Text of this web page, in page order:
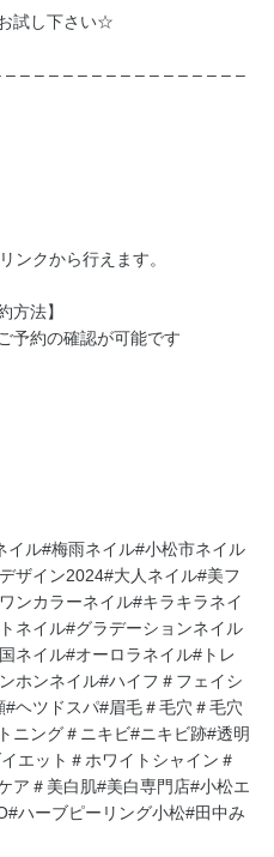
試し下さい☆
– – – – – – – – – – – – – – – –
ンクから行えます。
方法】
予約の確認が可能です
ル#梅雨ネイル#小松市ネイル
ザイン2024#大人ネイル#美フ
ンカラーネイル#キラキラネイ
ネイル#グラデーションネイル
ネイル#オーロラネイル#トレ
ホンネイル#ハイフ＃フェイシ
ヘツドスパ#眉毛＃毛穴＃毛穴
ニング＃ニキビ#ニキビ跡#透明
エット＃ホワイトシャイン＃
ア＃美白肌#美白専門店#小松エ
ハーブピーリング小松#田中み